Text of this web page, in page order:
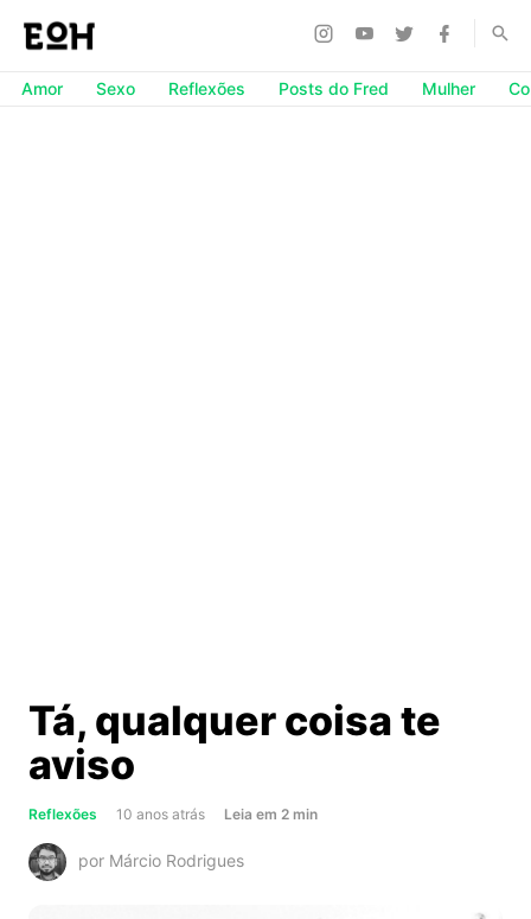
Amor Sexo Reflexões Posts do Fred Mulher
Tá, qualquer coisa te
aviso
Reflexões 10 anos atrás Leia about
em 2 min
por Márcio Rodrigues